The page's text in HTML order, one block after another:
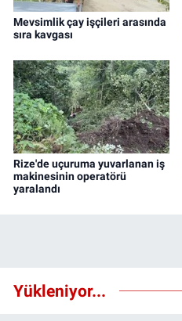
Mevsimlik çay işçileri arasında
sıra kavgası
Rize'de uçuruma yuvarlanan iş
makinesinin operatörü
yaralandı
Yükleniyor...